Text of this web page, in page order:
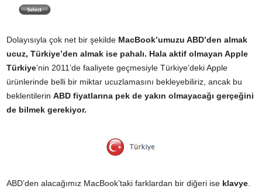
Dolayısıyla çok net bir şekilde MacBook’umuzu ABD’den almak
ucuz, Türkiye’den almak ise pahalı. Hala aktif olmayan Apple
Türkiye’nin 2011’de faaliyete geçmesiyle Türkiye’deki Apple
ürünlerinde belli bir miktar ucuzlamasını bekleyebiliriz, ancak bu
beklentilerin ABD fiyatlarına pek de yakın olmayacağı gerçeğini
de bilmek gerekiyor.
ABD’den alacağımız MacBook’taki farklardan bir diğeri ise klavye.